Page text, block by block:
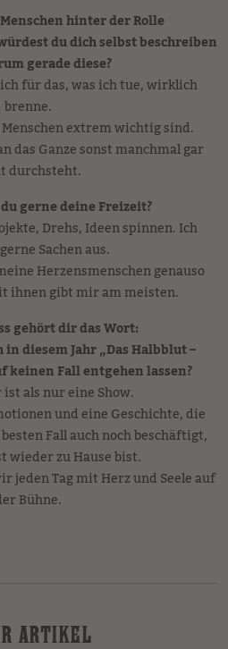
hinter der Rolle
du dich selbst beschreiben
gerade diese?
für das, was ich tue, wirklich
brenne.
extrem wichtig sind.
das Ganze sonst manchmal gar
durchsteht.
gerne deine Freizeit?
Drehs, Ideen spinnen. Ich
Sachen aus.
Herzensmenschen genauso
ihnen gibt mir am meisten.
gehört dir das Wort:
diesem Jahr „Das Halbblut –
keinen Fall entgehen lassen?
als nur eine Show.
und eine Geschichte, die
Fall auch noch beschäftigt,
wieder zu Hause bist.
jeden Tag mit Herz und Seele auf
Bühne.
ARTIKEL